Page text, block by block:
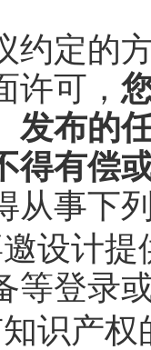
约定的
许可，
发布的
得有偿
从事下
邀设计
等登录
知识产